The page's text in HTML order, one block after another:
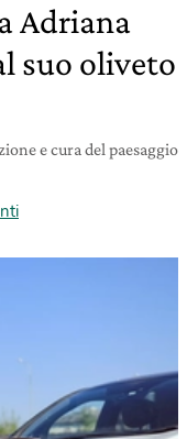
Adriana
suo oliveto
e cura del paesaggio